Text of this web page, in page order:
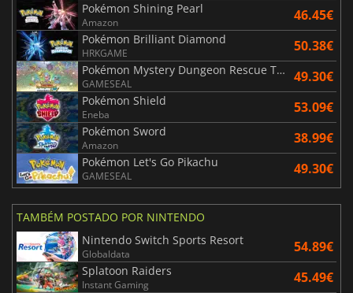
Pokémon Shining Pearl
Amazon 46.45€
Pokémon Brilliant Diamond
HRKGAME 50.38€
Pokémon Mystery Dungeon Rescue Team DX
GAMESEAL 49.30€
Pokémon Shield
Eneba 53.09€
Pokémon Sword
Amazon 38.99€
Pokémon Let's Go Pikachu
GAMESEAL 49.30€
TAMBÉM POSTADO POR NINTENDO
Nintendo Switch Sports Resort
Globaldata 54.89€
Splatoon Raiders
Instant Gaming 45.49€